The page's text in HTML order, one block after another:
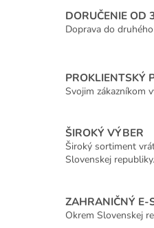
DORUČENIE OD
Doprava do
PROKLIENTSKÝ
Svojim zákazníkom
ŠIROKÝ VÝBER
Široký sortiment
Slovenskej republiky.
ZAHRANIČNÝ E-
Okrem Slovenskej